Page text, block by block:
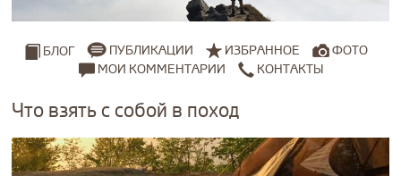
БЛОГ ПУБЛИКАЦИИ ИЗБРАННОЕ
ФОТО
МОИ КОММЕНТАРИИ
КОНТАКТЫ
Что взять с собой в поход